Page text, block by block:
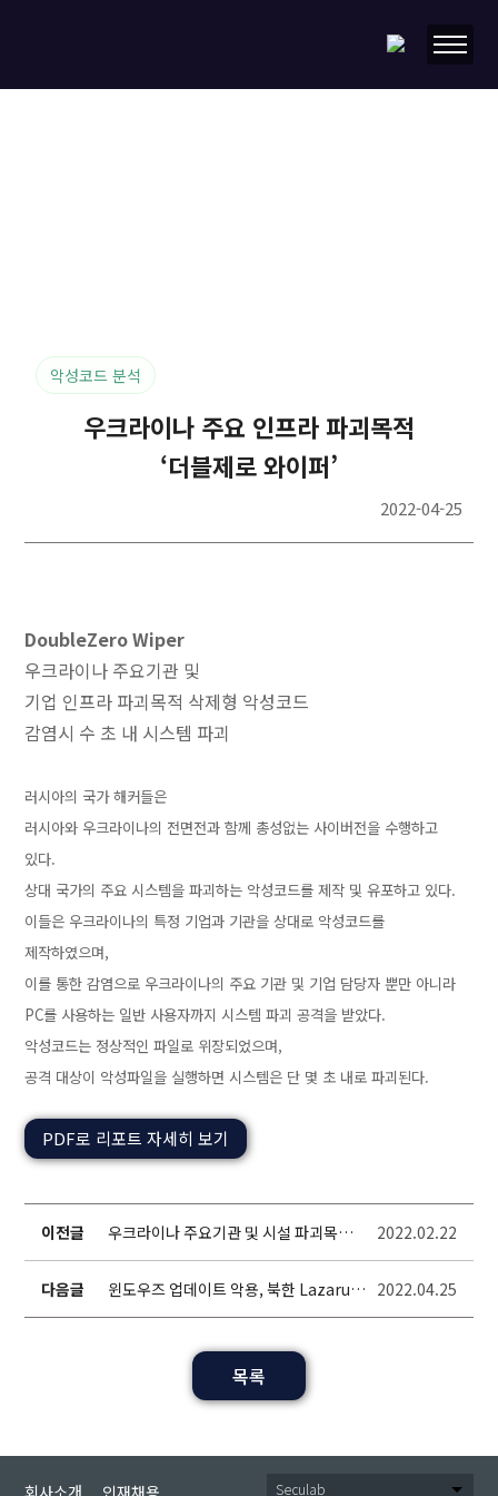
악성코드 분석
우크라이나 주요 인프라 파괴목적
‘더블제로 와이퍼’
2022-04-25
DoubleZero Wiper
우크라이나 주요기관 및
기업 인프라 파괴목적 삭제형 악성코드
감염시 수 초 내 시스템 파괴
러시아의 국가 해커들은
러시아와 우크라이나의 전면전과 함께 총성없는 사이버전을 수행하고
있다.
상대 국가의 주요 시스템을 파괴하는 악성코드를 제작 및 유포하고 있다.
이들은 우크라이나의 특정 기업과 기관을 상대로 악성코드를
제작하였으며,
이를 통한 감염으로 우크라이나의 주요 기관 및 기업 담당자 뿐만 아니라
PC를 사용하는 일반 사용자까지 시스템 파괴 공격을 받았다.
악성코드는 정상적인 파일로 위장되었으며,
공격 대상이 악성파일을 실행하면 시스템은 단 몇 초 내로 파괴된다.
PDF로 리포트 자세히 보기
이전글
우크라이나 주요기관 및 시설 파괴목적H
ermeticWiper 악성코드
2022.02.22
다음글
윈도우즈 업데이트 악용, 북한 Lazarus
그룹 신규 공격
2022.04.25
목록
회사소개 인재채용 Seculab